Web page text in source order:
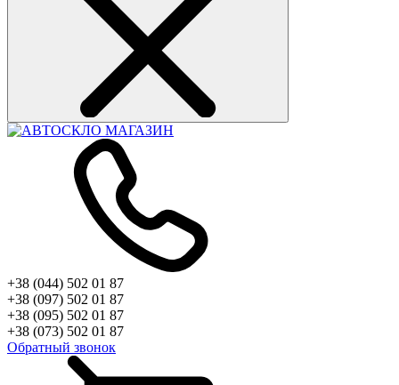
+38 (044) 502 01 87
+38 (097) 502 01 87
+38 (095) 502 01 87
+38 (073) 502 01 87
Обратный звонок